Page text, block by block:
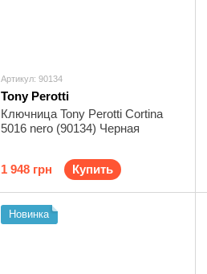
Артикул: 90134
Tony Perotti
Ключница Tony Perotti Cortina
5016 nero (90134) Черная
1 948 грн Купить
Новинка